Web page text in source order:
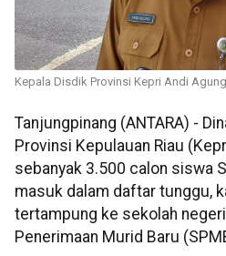
Kepala Disdik Provinsi Kepri Andi
Tanjungpinang (ANTARA) -
Provinsi Kepulauan Riau
sebanyak 3.500 calon siswa
masuk dalam daftar tunggu,
tertampung ke sekolah
Penerimaan Murid Baru